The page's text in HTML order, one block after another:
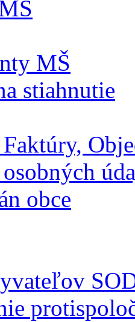
MŠ
stiahnutie
obce